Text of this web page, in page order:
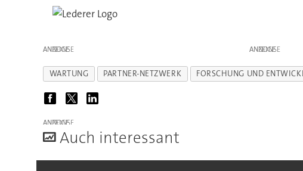
ANZEIGE ANZEIGE
WARTUNG PARTNER-NETZWERK FORSCHUNG UND
ANZEIGE
Auch interessant